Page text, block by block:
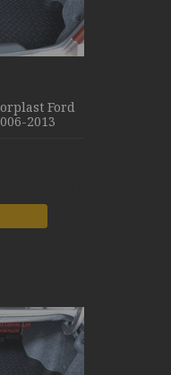
Ford
2013